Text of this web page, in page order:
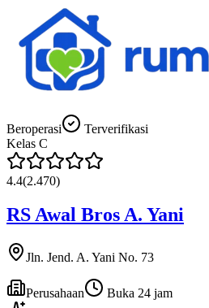
Beroperasi
Terverifikasi
Kelas C
4.4(2.470)
RS Awal Bros A. Yani
Jln. Jend. A. Yani No. 73
Perusahaan
Buka 24 jam